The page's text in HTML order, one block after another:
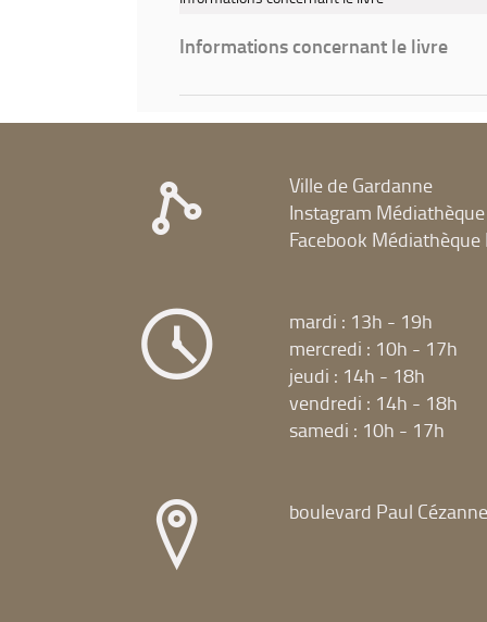
Informations concernant le livre
Ville de Gardanne
Instagram
Facebook
mardi : 13h - 19h
mercredi : 10h - 17h
jeudi : 14h - 18h
vendredi : 14h - 18h
samedi : 10h - 17h
boulevard Paul